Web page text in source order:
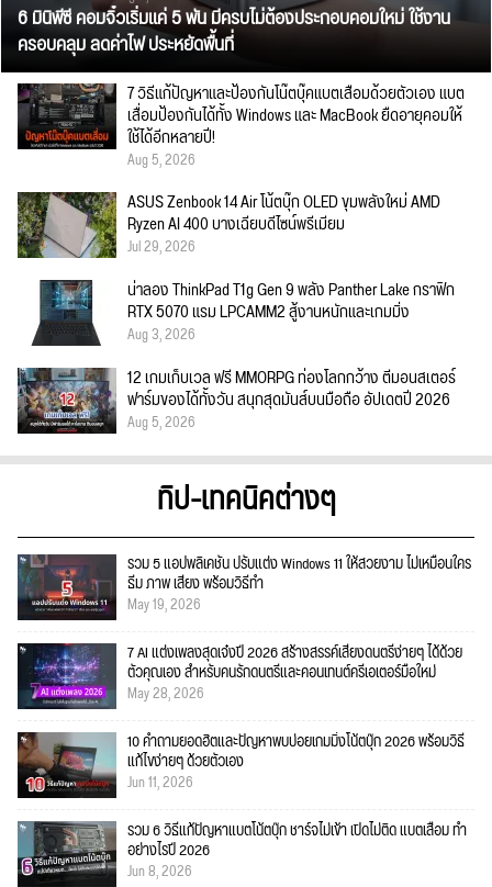
6 มินิพีซี คอมจิ๋วเริ่มแค่ 5 พัน มีครบไม่ต้องประกอบคอมใหม่ ใช้งาน
ครอบคลุม ลดค่าไฟ ประหยัดพื้นที่
7 วิธีแก้ปัญหาและป้องกันโน๊ตบุ๊คแบตเสื่อมด้วยตัวเอง แบต
เสื่อมป้องกันได้ทั้ง Windows และ MacBook ยืดอายุคอมให้
ใช้ได้อีกหลายปี!
Aug 5, 2026
ASUS Zenbook 14 Air โน้ตบุ๊ก OLED ขุมพลังใหม่ AMD
Ryzen AI 400 บางเฉียบดีไซน์พรีเมียม
Jul 29, 2026
น่าลอง ThinkPad T1g Gen 9 พลัง Panther Lake กราฟิก
RTX 5070 แรม LPCAMM2 สู้งานหนักและเกมมิ่ง
Aug 3, 2026
12 เกมเก็บเวล ฟรี MMORPG ท่องโลกกว้าง ตีมอนสเตอร์
ฟาร์มของได้ทั้งวัน สนุกสุดมันส์บนมือถือ อัปเดตปี 2026
Aug 5, 2026
ทิป-เทคนิคต่างๆ
รวม 5 แอปพลิเคชัน ปรับแต่ง Windows 11 ให้สวยงาม ไม่เหมือนใคร
ธีม ภาพ เสียง พร้อมวิธีทำ
May 19, 2026
7 AI แต่งเพลงสุดเจ๋งปี 2026 สร้างสรรค์เสียงดนตรีง่ายๆ ได้ด้วย
ตัวคุณเอง สำหรับคนรักดนตรีและคอนเทนต์ครีเอเตอร์มือใหม่
May 28, 2026
10 คำถามยอดฮิตและปัญหาพบบ่อยเกมมิ่งโน้ตบุ๊ก 2026 พร้อมวิธี
แก้ไขง่ายๆ ด้วยตัวเอง
Jun 11, 2026
รวม 6 วิธีแก้ปัญหาแบตโน้ตบุ๊ก ชาร์จไม่เข้า เปิดไม่ติด แบตเสื่อม ทำ
อย่างไรปี 2026
Jun 8, 2026